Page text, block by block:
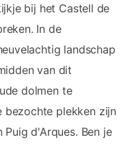
bij het Castell de
In de
landschap
van dit
dolmen te
bezochte plekken zijn
d'Arques. Ben je